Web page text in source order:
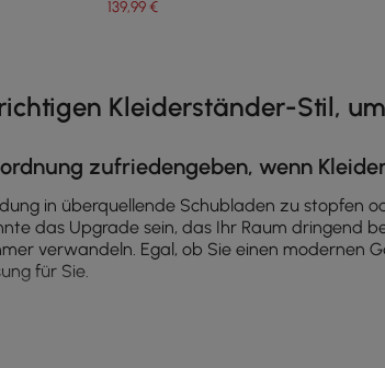
139,99€
Kleiderständer-Stil,
zufriedengeben, wenn
in überquellende Schubladen zu stopfen
das Upgrade sein, das Ihr Raum dringend
verwandeln. Egal, ob Sie einen modernen
für Sie.
kennen sollten